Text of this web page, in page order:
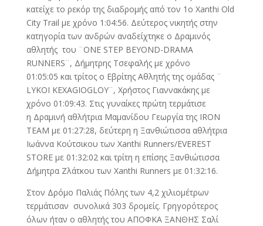
κατείχε το ρεκόρ της διαδρομής από τον 1ο Xanthi Old
City Trail με χρόνο 1:04:56. Δεύτερος νικητής στην
κατηγορία των ανδρών αναδείχτηκε ο Δραμινός
αθλητής του ¨ONE STEP BEYOND-DRAMA
RUNNERS¨, Δήμητρης Τσεφαλής με χρόνο
01:05:05 και τρίτος ο Εβρίτης Αθλητής της ομάδας ¨
LYKOI KEXAGIOGLOY¨, Χρήστος Γιαννακάκης με
χρόνο 01:09:43. Στις γυναίκες πρώτη τερμάτισε
η Δραμινή αθλήτρια Μαμανίδου Γεωργία της IRON
TEAM με 01:27:28, δεύτερη η Ξανθιώτισσα αθλήτρια
Ιωάννα Κούτσικου των Xanthi Runners/EVEREST
STORE με 01:32:02 και τρίτη η επίσης Ξανθιώτισσα
Δήμητρα Ζλάτκου των Xanthi Runners με 01:32:16.
Στον Δρόμο Παλιάς Πόλης των 4,2 χιλιομέτρων
τερμάτισαν συνολικά 303 δρομείς. Γρηγορότερος
όλων ήταν ο αθλητής του ΑΠΟΦΚΑ ΞΑΝΘΗΣ Σαλί